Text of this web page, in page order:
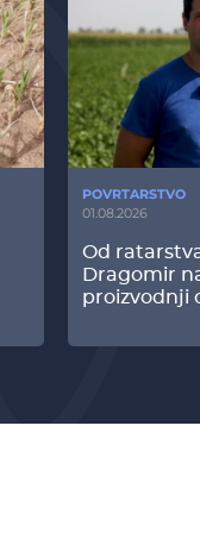
POVRTARSTVO
01.08.2026
Od
Dragomir
proizvodnji